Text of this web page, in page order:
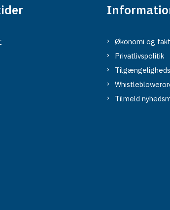
Økonomi og
Privatlivspolitik
Tilmeld